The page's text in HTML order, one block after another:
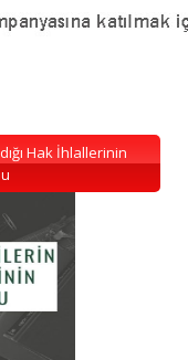
Hak İhlallerinin